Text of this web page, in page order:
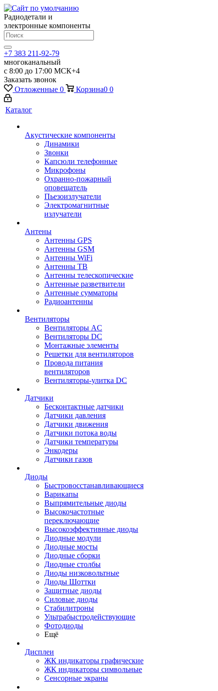
Радиодетали и
электронные компоненты
+7 383 211-92-79
многоканальный
с 8:00 до 17:00 МСК+4
Заказать звонок
Отложенные 0 Корзина0 0
Каталог
Акустические компоненты
Динамики
Звонки
Капсюли телефонные
Микрофоны
Охранно-пожарный
оповещатель
Пьезоизлучатели
Электромагнитные
излучатели
Антены
Антенны GPS
Антенны GSM
Антенны WiFi
Антенны ТВ
Антенны телескопические
Антенные разветвители
Антенные сумматоры
Радиоантенны
Вентиляторы
Вентиляторы AC
Вентиляторы DC
Монтажные элементы
Решетки для вентиляторов
Провода питания
вентиляторов
Вентиляторы-улитка DC
Датчики
Бесконтактные датчики
Датчики давления
Датчики движения
Датчики потока воды
Датчики температуры
Энкодеры
Датчики газов
Диоды
Быстровосстанавливающиеся
Варикапы
Выпрямительные диоды
Высокочастотные
переключающие
Высокоэффективные диоды
Диодные модули
Диодные мосты
Диодные сборки
Диодные столбы
Диоды низковольтные
Диоды Шоттки
Защитные диоды
Силовые диоды
Стабилитроны
Ультрабыстродействующие
Фотодиоды
Ещё
Дисплеи
ЖК индикаторы графические
ЖК индикаторы символьные
Сенсорные экраны